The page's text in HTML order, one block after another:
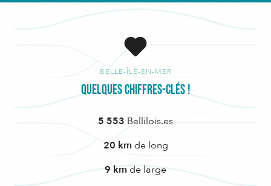
LIRE LA SUITE
BELLE-ÎLE-EN-MER
Quelques chiffres-clés !
5 553 Bellilois.es
20 kmde long
9 kmde large